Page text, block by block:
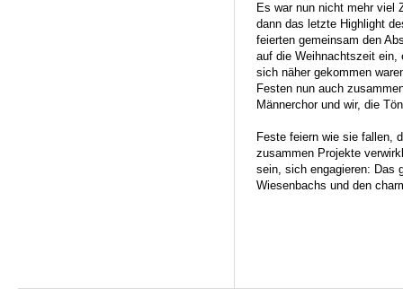
Es war nun nicht mehr viel
dann das letzte Highlight
feierten gemeinsam den
auf die Weihnachtszeit ein,
sich näher gekommen
Festen nun auch
Männerchor und wir, die
Feste feiern wie sie fallen,
zusammen Projekte
sein, sich engagieren: Das
Wiesenbachs und den